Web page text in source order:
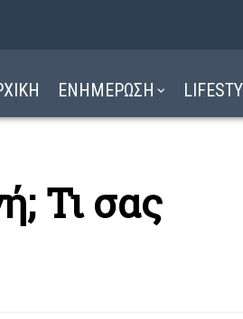
ΕΝΗΜΕΡΩΣΗ
Τι σας